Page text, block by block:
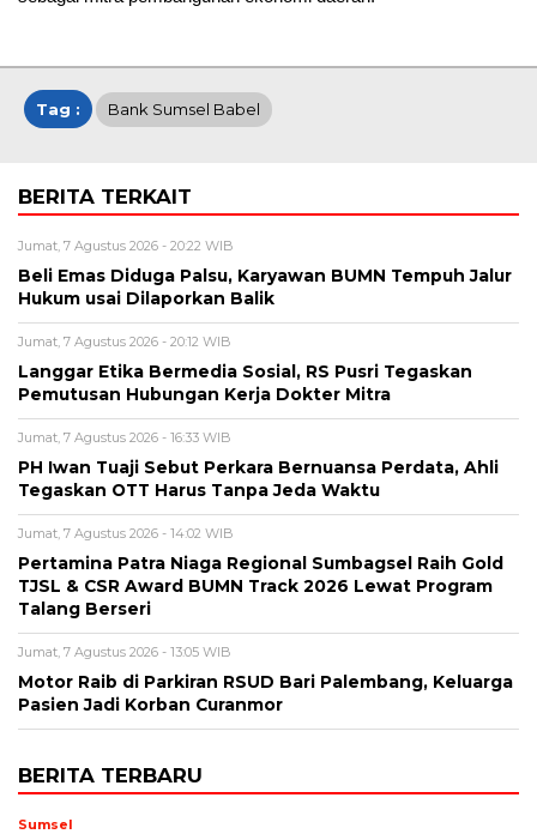
Tag : Bank Sumsel Babel
BERITA TERKAIT
Jumat, 7 Agustus 2026 - 20:22 WIB
Beli Emas Diduga Palsu, Karyawan BUMN Tempuh Jalur
Hukum usai Dilaporkan Balik
Jumat, 7 Agustus 2026 - 20:12 WIB
Langgar Etika Bermedia Sosial, RS Pusri Tegaskan
Pemutusan Hubungan Kerja Dokter Mitra
Jumat, 7 Agustus 2026 - 16:33 WIB
PH Iwan Tuaji Sebut Perkara Bernuansa Perdata, Ahli
Tegaskan OTT Harus Tanpa Jeda Waktu
Jumat, 7 Agustus 2026 - 14:02 WIB
Pertamina Patra Niaga Regional Sumbagsel Raih Gold
TJSL & CSR Award BUMN Track 2026 Lewat Program
Talang Berseri
Jumat, 7 Agustus 2026 - 13:05 WIB
Motor Raib di Parkiran RSUD Bari Palembang, Keluarga
Pasien Jadi Korban Curanmor
BERITA TERBARU
Sumsel